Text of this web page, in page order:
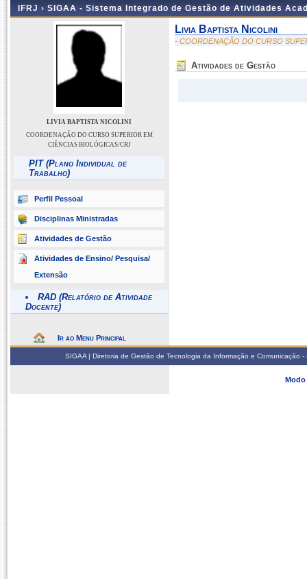
IFRJ › SIGAA - Sistema Integrado de Gestão de Atividades
LIVIA BAPTISTA NICOLINI
COORDENAÇÃO DO CURSO SUPERIOR EM
CIÊNCIAS BIOLÓGICAS/CRJ
PIT (Plano Individual de
Trabalho)
Perfil Pessoal
Disciplinas Ministradas
Atividades de Gestão
Atividades de Ensino/ Pesquisa/
Extensão
RAD (Relatório de Atividade
Docente)
Ir ao Menu Principal
Livia Baptista Nicolini
- COORDENAÇÃO DO CURSO
Atividades de Gestão
SIGAA | Diretoria de Gestão de Tecnologia da Informação e
Modo